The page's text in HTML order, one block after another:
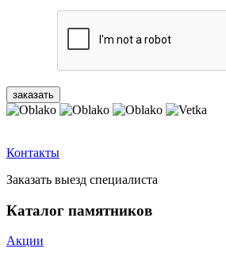
Контакты
Заказать выезд специалиста
Каталог памятников
Акции